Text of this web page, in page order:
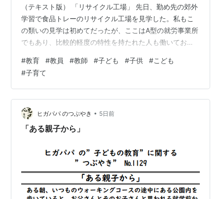
（テキスト版） 「リサイクル工場」 先日、勤め先の郊外
学習で食品トレーのリサイクル工場を見学した。私もこ
の類いの見学は初めてだったが、ここはA型の就労事業所
でもあり、比較的軽度の特性を持たれた人も働いておら
レーンを流れてくる各スーパーなどから回収された食品
トレーを手際よく仕分けして、その作業を黙々とこなさ
れていた。そもそも回収されたトレーには様々な種類が
あり、それが手作業で分けられそれぞれのリサイクル品
として再利用されることすら知らなかっただけに、私自
身は驚きを隠せなかった。し…
#教育 #教員 #教師 #子ども #子供 #こども
#子育て
ヒガパパ のつぶやき • 5日前
「ある親子から」